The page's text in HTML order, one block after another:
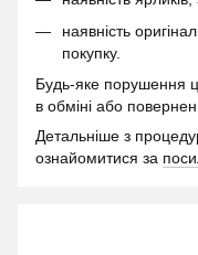
наявність
покупку.
Будь-яке порушення
в обміні або
Детальніше з
ознайомитися за